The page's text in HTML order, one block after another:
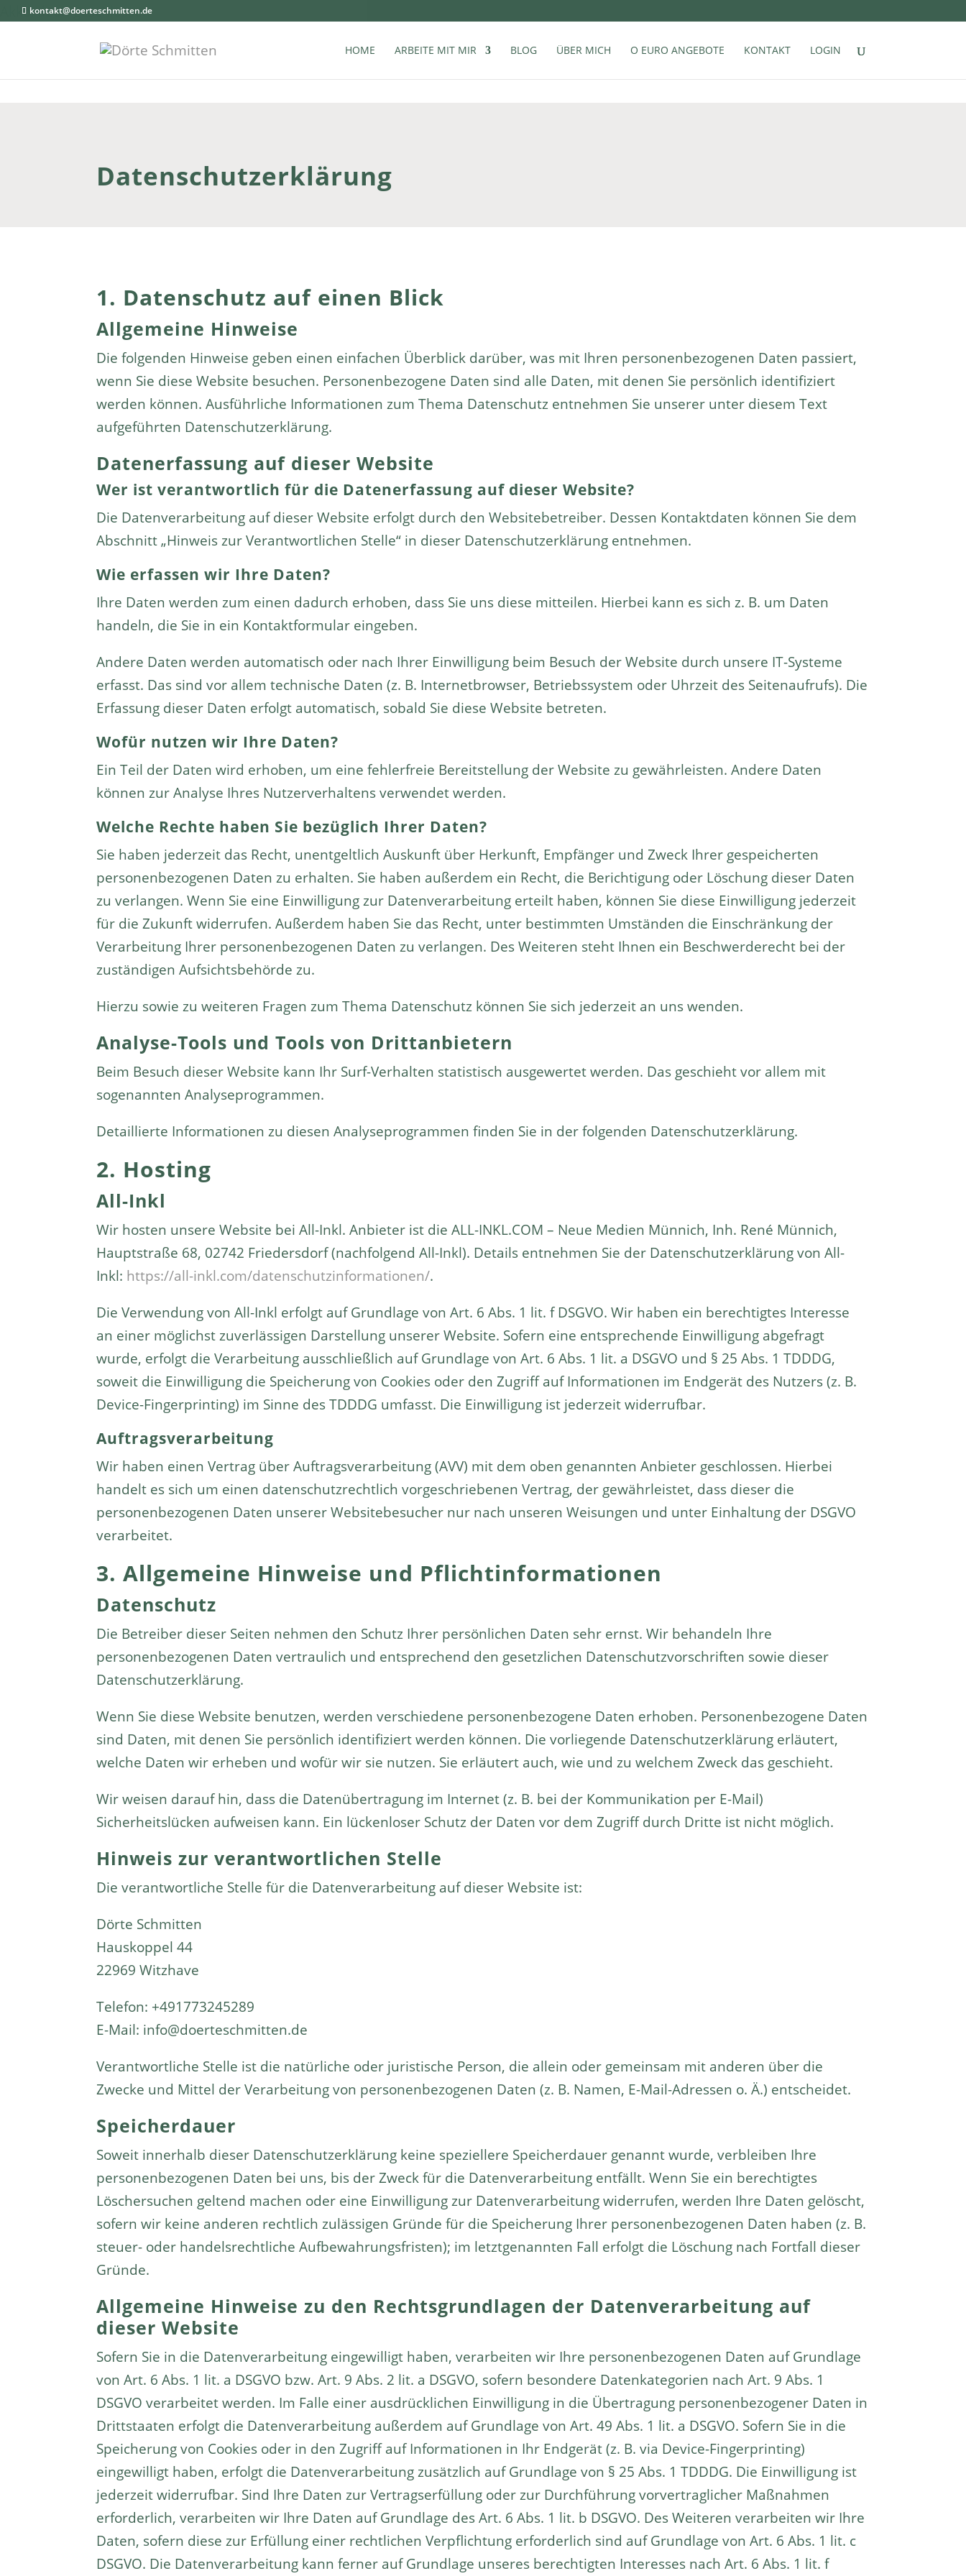
Akkordeon geschlossen
kontakt@doerteschmitten.de
HOME ARBEITE MIT MIR BLOG ÜBER MICH O EURO ANGEBOTE KONTAKT LOGIN
Datenschutzerklärung
1. Datenschutz auf einen Blick
Allgemeine Hinweise
Die folgenden Hinweise geben einen einfachen Überblick darüber, was mit Ihren personenbezogenen Daten passiert,
wenn Sie diese Website besuchen. Personenbezogene Daten sind alle Daten, mit denen Sie persönlich identifiziert
werden können. Ausführliche Informationen zum Thema Datenschutz entnehmen Sie unserer unter diesem Text
aufgeführten Datenschutzerklärung.
Datenerfassung auf dieser Website
Wer ist verantwortlich für die Datenerfassung auf dieser Website?
Die Datenverarbeitung auf dieser Website erfolgt durch den Websitebetreiber. Dessen Kontaktdaten können Sie dem
Abschnitt „Hinweis zur Verantwortlichen Stelle“ in dieser Datenschutzerklärung entnehmen.
Wie erfassen wir Ihre Daten?
Ihre Daten werden zum einen dadurch erhoben, dass Sie uns diese mitteilen. Hierbei kann es sich z. B. um Daten
handeln, die Sie in ein Kontaktformular eingeben.
Andere Daten werden automatisch oder nach Ihrer Einwilligung beim Besuch der Website durch unsere IT-Systeme
erfasst. Das sind vor allem technische Daten (z. B. Internetbrowser, Betriebssystem oder Uhrzeit des Seitenaufrufs). Die
Erfassung dieser Daten erfolgt automatisch, sobald Sie diese Website betreten.
Wofür nutzen wir Ihre Daten?
Ein Teil der Daten wird erhoben, um eine fehlerfreie Bereitstellung der Website zu gewährleisten. Andere Daten
können zur Analyse Ihres Nutzerverhaltens verwendet werden.
Welche Rechte haben Sie bezüglich Ihrer Daten?
Sie haben jederzeit das Recht, unentgeltlich Auskunft über Herkunft, Empfänger und Zweck Ihrer gespeicherten
personenbezogenen Daten zu erhalten. Sie haben außerdem ein Recht, die Berichtigung oder Löschung dieser Daten
zu verlangen. Wenn Sie eine Einwilligung zur Datenverarbeitung erteilt haben, können Sie diese Einwilligung jederzeit
für die Zukunft widerrufen. Außerdem haben Sie das Recht, unter bestimmten Umständen die Einschränkung der
Verarbeitung Ihrer personenbezogenen Daten zu verlangen. Des Weiteren steht Ihnen ein Beschwerderecht bei der
zuständigen Aufsichtsbehörde zu.
Hierzu sowie zu weiteren Fragen zum Thema Datenschutz können Sie sich jederzeit an uns wenden.
Analyse-Tools und Tools von Dritt­anbietern
Beim Besuch dieser Website kann Ihr Surf-Verhalten statistisch ausgewertet werden. Das geschieht vor allem mit
sogenannten Analyseprogrammen.
Detaillierte Informationen zu diesen Analyseprogrammen finden Sie in der folgenden Datenschutzerklärung.
2. Hosting
All-Inkl
Wir hosten unsere Website bei All-Inkl. Anbieter ist die ALL-INKL.COM – Neue Medien Münnich, Inh. René Münnich,
Hauptstraße 68, 02742 Friedersdorf (nachfolgend All-Inkl). Details entnehmen Sie der Datenschutzerklärung von All-
Inkl: https://all-inkl.com/datenschutzinformationen/.
Die Verwendung von All-Inkl erfolgt auf Grundlage von Art. 6 Abs. 1 lit. f DSGVO. Wir haben ein berechtigtes Interesse
an einer möglichst zuverlässigen Darstellung unserer Website. Sofern eine entsprechende Einwilligung abgefragt
wurde, erfolgt die Verarbeitung ausschließlich auf Grundlage von Art. 6 Abs. 1 lit. a DSGVO und § 25 Abs. 1 TDDDG,
soweit die Einwilligung die Speicherung von Cookies oder den Zugriff auf Informationen im Endgerät des Nutzers (z. B.
Device-Fingerprinting) im Sinne des TDDDG umfasst. Die Einwilligung ist jederzeit widerrufbar.
Auftragsverarbeitung
Wir haben einen Vertrag über Auftragsverarbeitung (AVV) mit dem oben genannten Anbieter geschlossen. Hierbei
handelt es sich um einen datenschutzrechtlich vorgeschriebenen Vertrag, der gewährleistet, dass dieser die
personenbezogenen Daten unserer Websitebesucher nur nach unseren Weisungen und unter Einhaltung der DSGVO
verarbeitet.
3. Allgemeine Hinweise und Pflicht­informationen
Datenschutz
Die Betreiber dieser Seiten nehmen den Schutz Ihrer persönlichen Daten sehr ernst. Wir behandeln Ihre
personenbezogenen Daten vertraulich und entsprechend den gesetzlichen Datenschutzvorschriften sowie dieser
Datenschutzerklärung.
Wenn Sie diese Website benutzen, werden verschiedene personenbezogene Daten erhoben. Personenbezogene Daten
sind Daten, mit denen Sie persönlich identifiziert werden können. Die vorliegende Datenschutzerklärung erläutert,
welche Daten wir erheben und wofür wir sie nutzen. Sie erläutert auch, wie und zu welchem Zweck das geschieht.
Wir weisen darauf hin, dass die Datenübertragung im Internet (z. B. bei der Kommunikation per E-Mail)
Sicherheitslücken aufweisen kann. Ein lückenloser Schutz der Daten vor dem Zugriff durch Dritte ist nicht möglich.
Hinweis zur verantwortlichen Stelle
Die verantwortliche Stelle für die Datenverarbeitung auf dieser Website ist:
Dörte Schmitten
Hauskoppel 44
22969 Witzhave
Telefon: +491773245289
E-Mail: info@doerteschmitten.de
Verantwortliche Stelle ist die natürliche oder juristische Person, die allein oder gemeinsam mit anderen über die
Zwecke und Mittel der Verarbeitung von personenbezogenen Daten (z. B. Namen, E-Mail-Adressen o. Ä.) entscheidet.
Speicherdauer
Soweit innerhalb dieser Datenschutzerklärung keine speziellere Speicherdauer genannt wurde, verbleiben Ihre
personenbezogenen Daten bei uns, bis der Zweck für die Datenverarbeitung entfällt. Wenn Sie ein berechtigtes
Löschersuchen geltend machen oder eine Einwilligung zur Datenverarbeitung widerrufen, werden Ihre Daten gelöscht,
sofern wir keine anderen rechtlich zulässigen Gründe für die Speicherung Ihrer personenbezogenen Daten haben (z. B.
steuer- oder handelsrechtliche Aufbewahrungsfristen); im letztgenannten Fall erfolgt die Löschung nach Fortfall dieser
Gründe.
Allgemeine Hinweise zu den Rechtsgrundlagen der Datenverarbeitung auf
dieser Website
Sofern Sie in die Datenverarbeitung eingewilligt haben, verarbeiten wir Ihre personenbezogenen Daten auf Grundlage
von Art. 6 Abs. 1 lit. a DSGVO bzw. Art. 9 Abs. 2 lit. a DSGVO, sofern besondere Datenkategorien nach Art. 9 Abs. 1
DSGVO verarbeitet werden. Im Falle einer ausdrücklichen Einwilligung in die Übertragung personenbezogener Daten in
Drittstaaten erfolgt die Datenverarbeitung außerdem auf Grundlage von Art. 49 Abs. 1 lit. a DSGVO. Sofern Sie in die
Speicherung von Cookies oder in den Zugriff auf Informationen in Ihr Endgerät (z. B. via Device-Fingerprinting)
eingewilligt haben, erfolgt die Datenverarbeitung zusätzlich auf Grundlage von § 25 Abs. 1 TDDDG. Die Einwilligung ist
jederzeit widerrufbar. Sind Ihre Daten zur Vertragserfüllung oder zur Durchführung vorvertraglicher Maßnahmen
erforderlich, verarbeiten wir Ihre Daten auf Grundlage des Art. 6 Abs. 1 lit. b DSGVO. Des Weiteren verarbeiten wir Ihre
Daten, sofern diese zur Erfüllung einer rechtlichen Verpflichtung erforderlich sind auf Grundlage von Art. 6 Abs. 1 lit. c
DSGVO. Die Datenverarbeitung kann ferner auf Grundlage unseres berechtigten Interesses nach Art. 6 Abs. 1 lit. f